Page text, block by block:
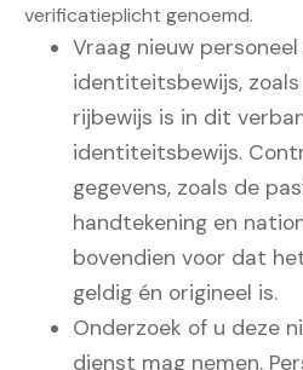
verificatieplicht genoemd.
Vraag nieuw
identiteitsbewijs,
rijbewijs is in dit
identiteitsbewijs.
gegevens, zoals de
handtekening en
bovendien voor dat
geldig én origineel is.
Onderzoek of u deze
dienst mag nemen.